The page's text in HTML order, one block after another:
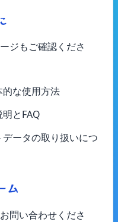
ジもご確認くださ
な使用方法
とFAQ
データの取り扱いにつ
ム
問い合わせくださ